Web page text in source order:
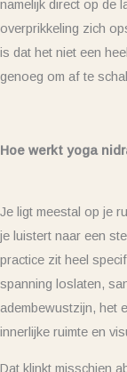
namelijk direct op de
overprikkeling zich
is dat het niet een
genoeg om af te
Hoe werkt yoga
Je ligt meestal op je
je luistert naar een
practice zit heel
spanning loslaten,
adembewustzijn, het
innerlijke ruimte en
Dat klinkt misschien